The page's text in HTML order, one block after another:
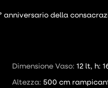
anniversario della
Dimensione Vaso:12 lt, h:
Altezza: 500 cm